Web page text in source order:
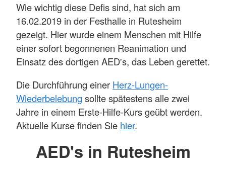
Wie wichtig diese Defis sind, hat sich am
16.02.2019 in der Festhalle in Rutesheim
gezeigt. Hier wurde einem Menschen mit Hilfe
einer sofort begonnenen Reanimation und
Einsatz des dortigen AED's, das Leben gerettet.
Die Durchführung einer Herz-Lungen-
Wiederbelebung sollte spätestens alle zwei
Jahre in einem Erste-Hilfe-Kurs geübt werden.
Aktuelle Kurse finden Sie hier.
AED's in Rutesheim